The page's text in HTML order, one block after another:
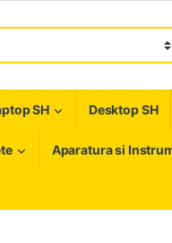
SH Desktop SH
Aparatura si